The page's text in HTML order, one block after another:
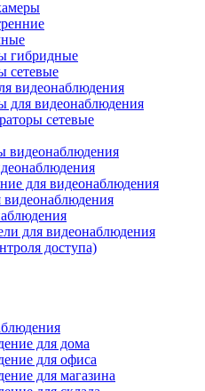
гибридные
сетевые
видеонаблюдения
для видеонаблюдения
сетевые
видеонаблюдения
для видеонаблюдения
видеонаблюдения
для видеонаблюдения
доступа)
для дома
для офиса
для магазина